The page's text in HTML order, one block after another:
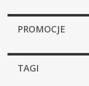
PROMOCJE
TAGI